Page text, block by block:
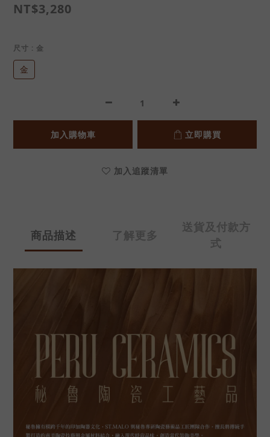
NT$3,280
尺寸 : 金
金
加入購物車 立即購買
加入追蹤清單
商品描述 了解更多
送貨及付款方
式